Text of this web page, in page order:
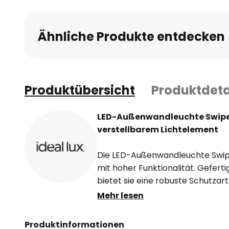
Ähnliche Produkte entdecken
Produktübersicht
LED-Außenwandleuchte
verstellbarem Lichtelement
Die LED-Außenwandleuchte
mit hoher Funktionalität.
bietet sie eine robuste
Einsatz im Außenbereich macht.
eine energiesparende und
Mehr lesen
Produktinformationen